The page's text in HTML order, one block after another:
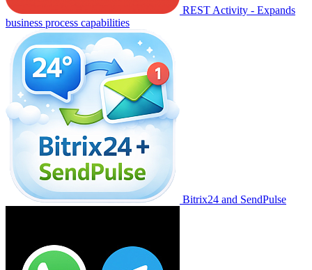
REST Activity - Expands
business process capabilities
Bitrix24 and SendPulse